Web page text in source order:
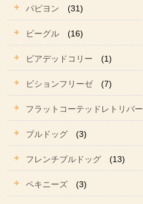
パピヨン (31)
ビーグル (16)
ビアデッドコリー (1)
ビションフリーゼ (7)
フラットコーテッドレトリバー
ブルドッグ (3)
フレンチブルドッグ (13)
ペキニーズ (3)